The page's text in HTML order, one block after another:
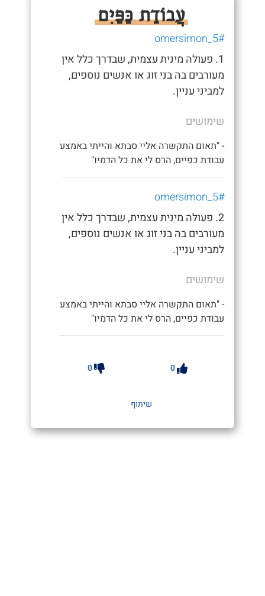
עֲבוֹדַת כַּפַּיִם
#omersimon_5
1. פעולה מינית עצמית, שבדרך כלל אין
מעורבים בה בני זוג או אנשים נוספים,
למביני עניין.
שימושים
- "תאום התקשרה אליי סבתא והייתי באמצע
עבודת כפיים, הרס לי את כל הדמיו"
#omersimon_5
2. פעולה מינית עצמית, שבדרך כלל אין
מעורבים בה בני זוג או אנשים נוספים,
למביני עניין.
שימושים
- "תאום התקשרה אליי סבתא והייתי באמצע
עבודת כפיים, הרס לי את כל הדמיו"
0
0
שיתוף